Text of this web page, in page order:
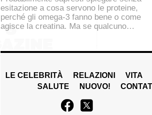
esitazione a cosa servono le proteine,
perché gli omega-3 fanno bene o come
agisce la creatina. Ma se qualcuno…
LE CELEBRITÀ RELAZIONI
VITA
SALUTE
NUOVO!